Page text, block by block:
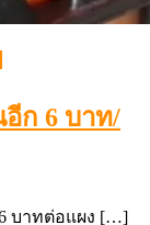
ก 6 บาท/
บาทต่อแผง […]